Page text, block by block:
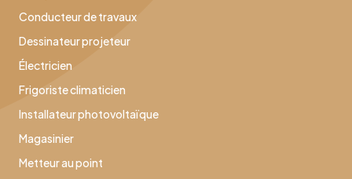
Conducteur de travaux
Dessinateur projeteur
Électricien
Frigoriste climaticien
Installateur photovoltaïque
Magasinier
Metteur au point